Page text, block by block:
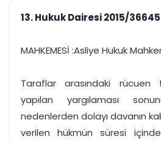
Duruşma ve görev
takvimi
Bildirim
Süreleri asla kaçırmayın
Tek panelde uçtan uca
UYAP & UETS entegrasyonundan
Tüm özellikleri inceleyin
13. Hukuk Dairesi 2015/
MAHKEMESİ :Asliye Hukuk
Taraflar arasındaki rücuen
yapılan yargılaması
nedenlerden dolayı davanın
verilen hükmün süresi